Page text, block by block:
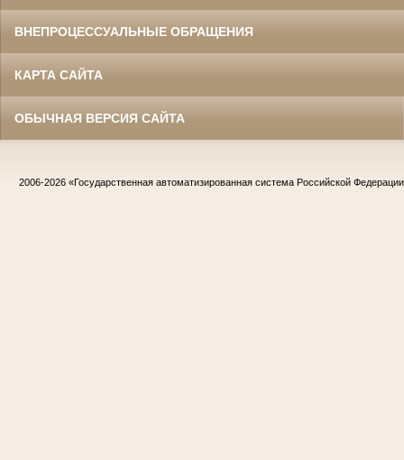
ВНЕПРОЦЕССУАЛЬНЫЕ ОБРАЩЕНИЯ
КАРТА САЙТА
ОБЫЧНАЯ ВЕРСИЯ САЙТА
2006-2026 «Государственная автоматизированная система Российской